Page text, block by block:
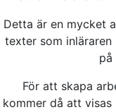
Detta är en mycket
texter som inläraren
på
För att skapa
kommer då att